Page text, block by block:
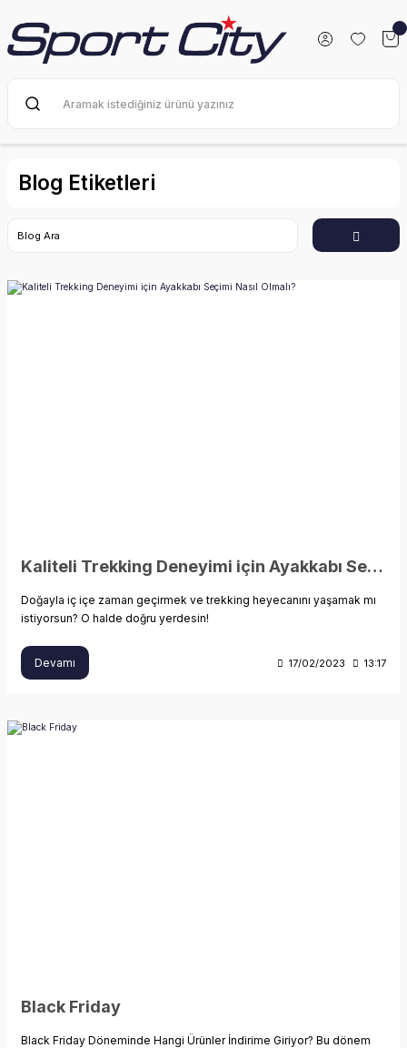
Blog Etiketleri
Kaliteli Trekking Deneyimi için Ayakkabı Seçimi Nasıl Olmalı?
Doğayla iç içe zaman geçirmek ve trekking heyecanını yaşamak mı
istiyorsun? O halde doğru yerdesin!
Devamı 17/02/2023 13:17
Black Friday
Black Friday Döneminde Hangi Ürünler İndirime Giriyor? Bu dönem